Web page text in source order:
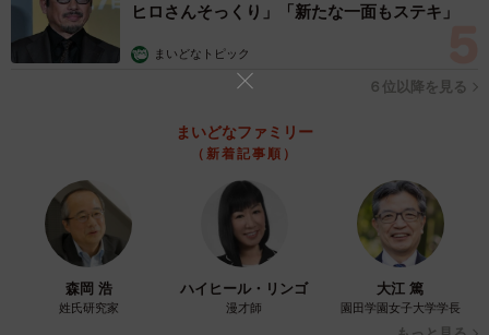
ヒロさんそっくり」「新たな一面もステキ」
まいどなトピック
６位以降を見る
まいどなファミリー
（新着記事順）
森岡 浩
姓氏研究家
ハイヒール・リンゴ
漫才師
大江 篤
園田学園女子大学学長